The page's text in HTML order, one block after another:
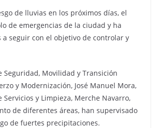
de lluvias en los próximos días, el
de emergencias de la ciudad y ha
seguir con el objetivo de controlar y
Movilidad y Transición
y Modernización, José Manuel Mora,
y Limpieza, Merche Navarro,
de diferentes áreas, han supervisado
de fuertes precipitaciones.